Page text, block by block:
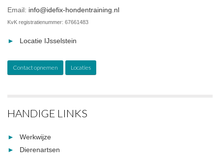
Email: info@idefix-hondentraining.nl
KvK registratienummer: 67661483
Locatie IJsselstein
Contact opnemen Locaties
HANDIGE LINKS
Werkwijze
Dierenartsen